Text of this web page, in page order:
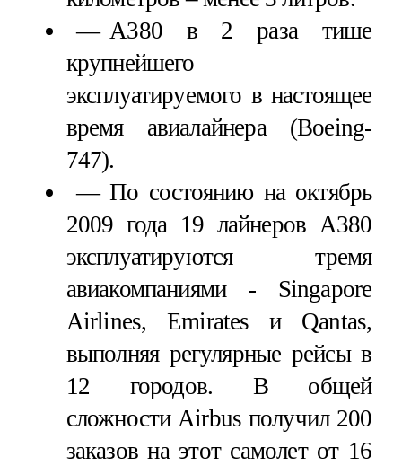
А380 в 2 раза тише
крупнейшего
эксплуатируемого в настоящее
время авиалайнера (Boeing-
747).
По состоянию на октябрь
2009 года 19 лайнеров А380
эксплуатируются тремя
авиакомпаниями - Singapore
Airlines, Emirates и Qantas,
выполняя регулярные рейсы в
12 городов. В общей
сложности Airbus получил 200
заказов на этот самолет от 16